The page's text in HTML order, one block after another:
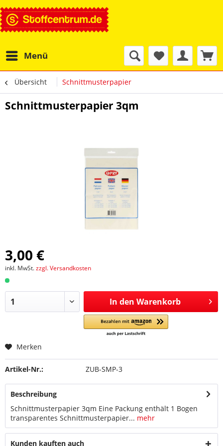
Menü
Übersicht Schnittmusterpapier
Schnittmusterpapier 3qm
3,00 €
inkl. MwSt.zzgl. Versandkosten
In den Warenkorb
Merken
Artikel-Nr.: ZUB-SMP-3
Beschreibung
Schnittmusterpapier 3qm Eine Packung enthält 1 Bogen
transparentes Schnittmusterpapier... mehr
Kunden kauften auch